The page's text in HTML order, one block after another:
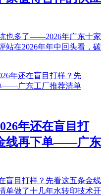
也多了——2026年广东十家
站在2026年年中回头看，碳
年还在盲目打
线再下单——广东
盲目打样？先看这五条金线
做了十几年水转印技术开